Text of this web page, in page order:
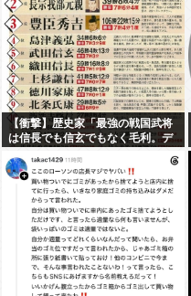
【衝撃】歴史家「最強の戦国武将
は信長でも信玄でもなく毛利。デ